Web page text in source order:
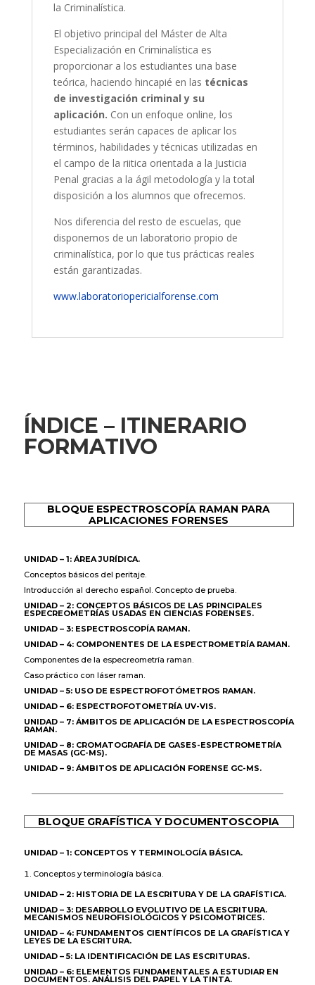
la Criminalística.
El objetivo principal del Máster de Alta
Especialización en Criminalística es
proporcionar a los estudiantes una base
teórica, haciendo hincapié en las técnicas
de investigación criminal y su
aplicación. Con un enfoque online, los
estudiantes serán capaces de aplicar los
términos, habilidades y técnicas utilizadas en
el campo de la riitica orientada a la Justicia
Penal gracias a la ágil metodología y la total
disposición a los alumnos que ofrecemos.
Nos diferencia del resto de escuelas, que
disponemos de un laboratorio propio de
criminalística, por lo que tus prácticas reales
están garantizadas.
www.laboratoriopericialforense.com
ÍNDICE – ITINERARIO
FORMATIVO
BLOQUE ESPECTROSCOPÍA RAMAN PARA
APLICACIONES FORENSES
UNIDAD – 1: ÁREA JURÍDICA.
Conceptos básicos del peritaje.
Introducción al derecho español. Concepto de prueba.
UNIDAD – 2: CONCEPTOS BÁSICOS DE LAS PRINCIPALES
ESPECREOMETRÍAS USADAS EN CIENCIAS FORENSES.
UNIDAD – 3: ESPECTROSCOPÍA RAMAN.
UNIDAD – 4: COMPONENTES DE LA ESPECTROMETRÍA RAMAN.
Componentes de la especreometría raman.
Caso práctico con láser raman.
UNIDAD – 5: USO DE ESPECTROFOTÓMETROS RAMAN.
UNIDAD – 6: ESPECTROFOTOMETRÍA UV-VIS.
UNIDAD – 7: ÁMBITOS DE APLICACIÓN DE LA ESPECTROSCOPÍA
RAMAN.
UNIDAD – 8: CROMATOGRAFÍA DE GASES-ESPECTROMETRÍA
DE MASAS (GC-MS).
UNIDAD – 9: ÁMBITOS DE APLICACIÓN FORENSE GC-MS.
BLOQUE GRAFÍSTICA Y DOCUMENTOSCOPIA
UNIDAD – 1: CONCEPTOS Y TERMINOLOGÍA BÁSICA.
Conceptos y terminología básica.
UNIDAD – 2: HISTORIA DE LA ESCRITURA Y DE LA GRAFÍSTICA.
UNIDAD – 3: DESARROLLO EVOLUTIVO DE LA ESCRITURA.
MECANISMOS NEUROFISIOLÓGICOS Y PSICOMOTRICES.
UNIDAD – 4: FUNDAMENTOS CIENTÍFICOS DE LA GRAFÍSTICA Y
LEYES DE LA ESCRITURA.
UNIDAD – 5: LA IDENTIFICACIÓN DE LAS ESCRITURAS.
UNIDAD – 6: ELEMENTOS FUNDAMENTALES A ESTUDIAR EN
DOCUMENTOS. ANÁLISIS DEL PAPEL Y LA TINTA.